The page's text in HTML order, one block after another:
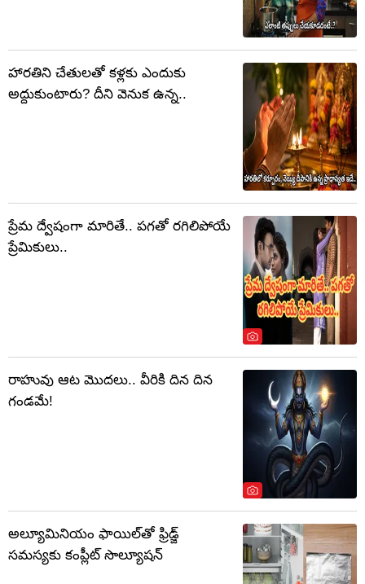
హారతిని చేతులతో కళ్లకు ఎందుకు
అద్దుకుంటారు? దీని వెనుక ఉన్న..
ప్రేమ ద్వేషంగా మారితే.. పగతో రగిలిపోయే
ప్రేమికులు..
రాహువు ఆట మొదలు.. వీరికి దిన దిన
గండమే!
అల్యూమినియం ఫాయిల్‌తో ఫ్రిడ్జ్
సమస్యకు కంప్లీట్ సొల్యూషన్